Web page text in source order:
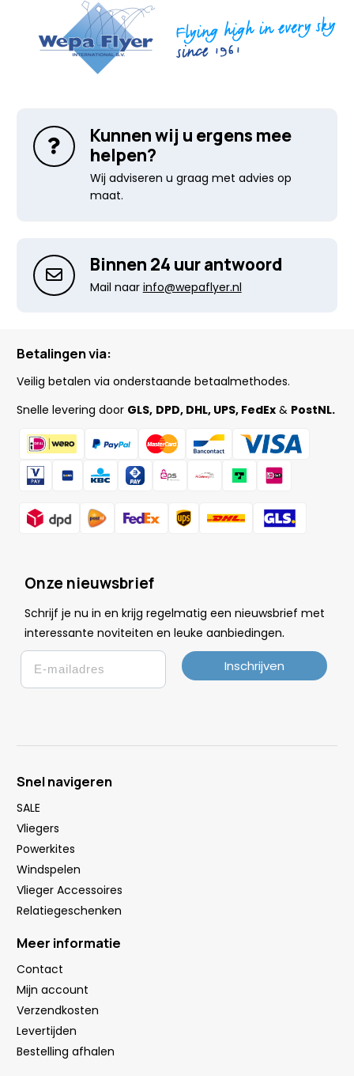
Kunnen wij u ergens mee
helpen?
Wij adviseren u graag met advies op
maat.
Binnen 24 uur antwoord
Mail naar info@wepaflyer.nl
Betalingen via:
Veilig betalen via onderstaande betaalmethodes.
Snelle levering door GLS, DPD, DHL, UPS, FedEx & PostNL.
Onze nieuwsbrief
Schrijf je nu in en krijg regelmatig een nieuwsbrief met
interessante noviteiten en leuke aanbiedingen.
Email
Inschrijven
Snel navigeren
SALE
Vliegers
Powerkites
Windspelen
Vlieger Accessoires
Relatiegeschenken
Meer informatie
Contact
Mijn account
Verzendkosten
Levertijden
Bestelling afhalen